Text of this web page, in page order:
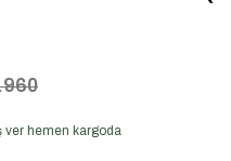
ver hemen kargoda